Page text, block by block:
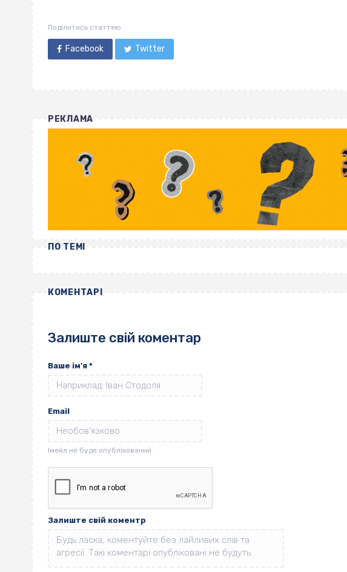
Поділитись статтею
Facebook Twitter
РЕКЛАМА
ПО ТЕМІ
КОМЕНТАРІ
Залиште свій коментар
Ваше ім'я *
Email
Залиште свій коментр